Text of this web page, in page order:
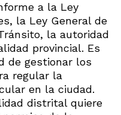
a la Ley
la Ley General de
la autoridad
provincial. Es
de gestionar los
regular la
en la ciudad.
distrital quiere